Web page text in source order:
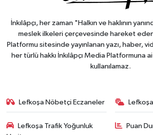
İnkılâpçı, her zaman "Halkın ve haklının
meslek ilkeleri çerçevesinde hareket eden
Platformu sitesinde yayınlanan yazı, haber,
her türlü hakkı İnkılâpçı Media Platformuna
kullanılamaz.
Lefkoşa Nöbetçi Eczaneler
Lefkoşa Trafik Yoğunluk
Puan